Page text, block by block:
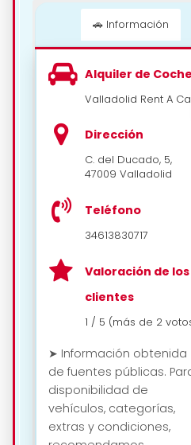
📍 Cómo
🚗 Información
Alquiler de
Valladolid Rent A
Dirección
C. del Ducado, 5,
47009 Valladolid
Teléfono
34613830717
Valoración de los
clientes
1 / 5 (más de 2
➤ Información obtenida
de fuentes públicas.
disponibilidad de
vehículos, categorías,
extras y condiciones,